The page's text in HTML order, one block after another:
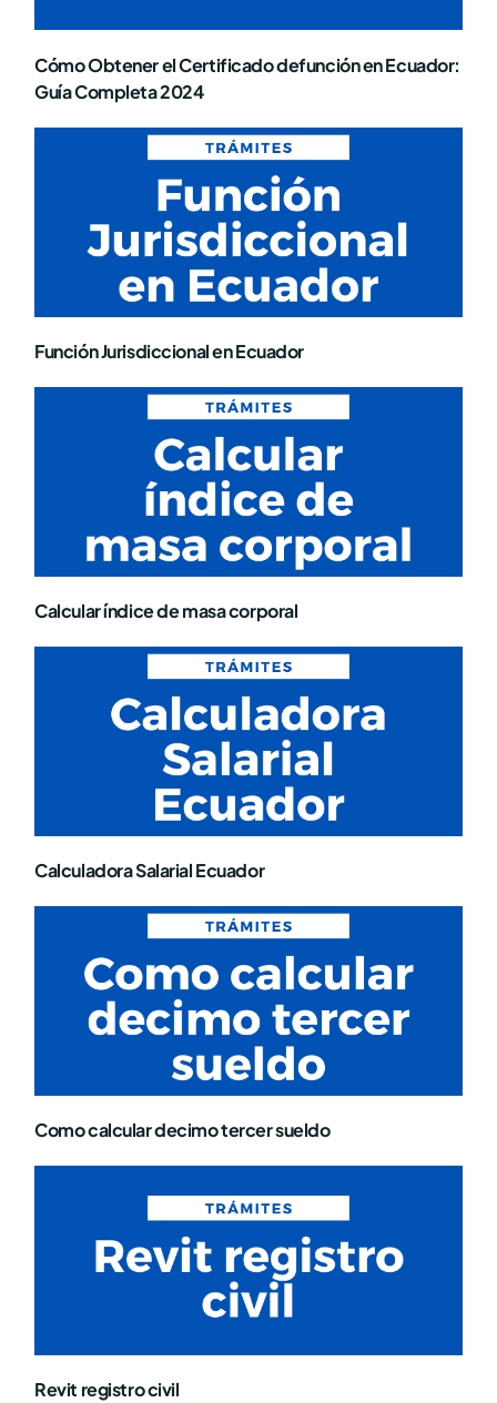
Cómo Obtener el Certificado defunción en Ecuador:
Guía Completa 2024
Función Jurisdiccional en Ecuador
Calcular índice de masa corporal
Calculadora Salarial Ecuador
Como calcular decimo tercer sueldo
Revit registro civil